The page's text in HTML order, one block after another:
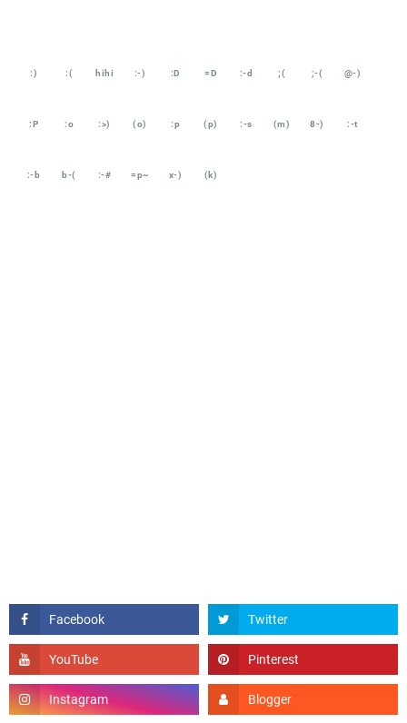
:) :( hihi :-) :D =D :-d ;( ;-( @-)
:P :o :>) (o) :p (p) :-s (m) 8-) :-t
:-b b-( :-# =p~ x-) (k)